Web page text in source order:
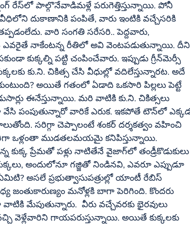
వారి సంగతి సరేసరి.. పెద్దవారు,
నాకేంటన్న రీతిలో అవి వెంటపడుతున్నాయి. దీని
కుక్కల్ని పట్టి చంపించేవారు. ఇప్పుడు గ్రీన్‌మెర్సీ
కు.ని. చికిత్స చేసి వీధుల్లో వదిలేస్తున్నారట. అదే
అయితే గతంలో ఏడాది ఒకసారి పిల్లలు పెట్టే
వారికే ఎరుక. ఇకపోతే టౌన్‌లో ఎక్కడ
చెప్పాలంటే శంకర్‌ దర్శకత్వం వహించి
ఒళ్లంతా ముడతలమయమై కనిపిస్తున్నాయి.
పళ్లు నాటితేనే వైజాగ్‌లో తండ్రీకొడుకులు
అందులోనూ గజ్జితో నిండినవి, ఎవరూ ఎప్పుడూ
జంతుకారుణ్యం మనోళ్లకి బాగా పెరిగింది. కొందరు
వెళ్లేవారిని గాయపరుస్తున్నాయి. అయితే కుక్కలకు